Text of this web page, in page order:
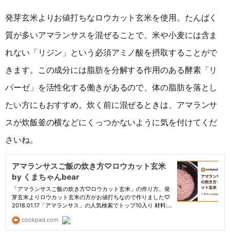
発芽玄米よりお値打ちなロウカット玄米を使用。たんぱく
質が多いアマランサスを混ぜることで、米や小麦には含ま
れない「リジン」という必須アミノ酸を摂取することがで
きます。この成分には脂肪を分解する作用のある酵素「リ
パーゼ」を活性化する働きがあるので、体の脂肪を落とし
たい方にもおすすめ。炊く前に混ぜるときは、アマランサ
スが炊飯釜の横などにくっつかないように気を付けてくだ
さいね。